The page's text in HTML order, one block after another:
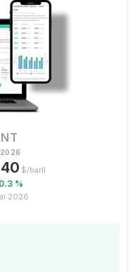
$/baril
%
2026